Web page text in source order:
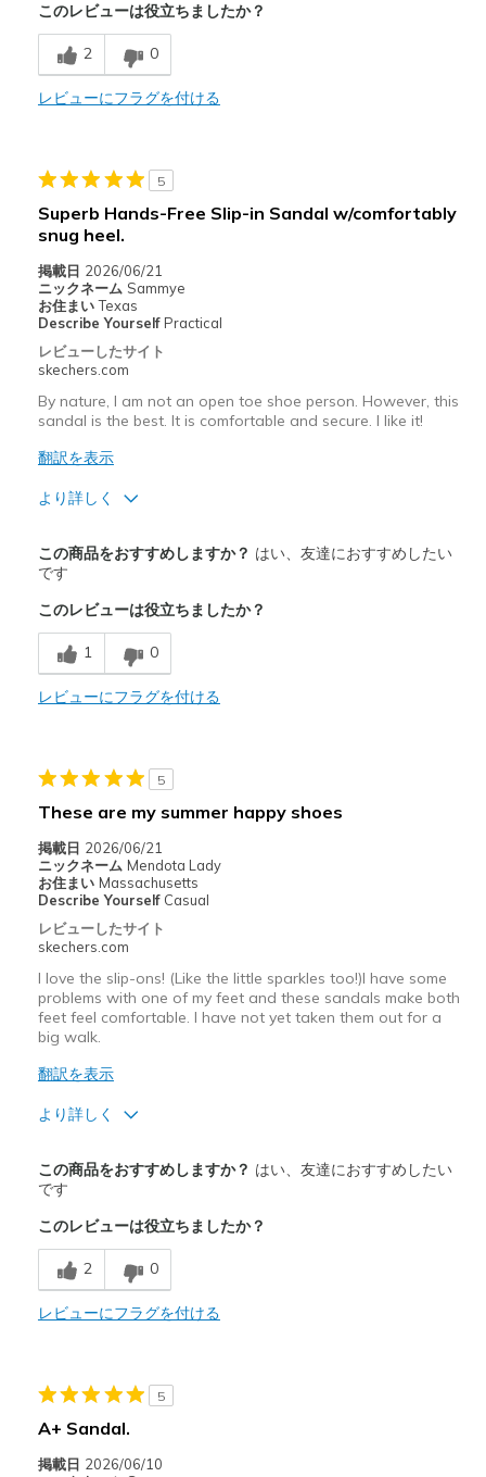
商品が期待と異なったレビュー
Poor Cushioning
以下に最適
Width
Feels true to width
Sizing
Feels true to size
このレビューは役立ちましたか？
2 0
レビューにフラグを付ける
5
Superb Hands-Free Slip-in Sandal w/comfortably
snug heel.
掲載日 2026/06/21
ニックネーム Sammye
お住まい Texas
Describe Yourself Practical
レビューしたサイト
skechers.com
By nature, I am not an open toe shoe person. However, this
sandal is the best. It is comfortable and secure. I like it!
翻訳を表示
より詳しく
Attractive Design
Breathe Well
Comfortable
Stylish
Casual Wear
Width
Feels true to width
Sizing
View On Shoes
Shoes are for Wearing
この商品をおすすめしますか？ はい、友達におすすめしたい
です
このレビューは役立ちましたか？
1 0
レビューにフラグを付ける
5
These are my summer happy shoes
掲載日 2026/06/21
ニックネーム Mendota Lady
お住まい Massachusetts
Describe Yourself Casual
レビューしたサイト
skechers.com
I love the slip-ons! (Like the little sparkles too!)I have some
problems with one of my feet and these sandals make both
feet feel comfortable. I have not yet taken them out for a
big walk.
翻訳を表示
より詳しく
Attractive Design
Breathe Well
Comfortable
Durable
商品が期待と異なったレビュー
Need Break In
この商品をおすすめしますか？ はい、友達におすすめしたい
です
このレビューは役立ちましたか？
2 0
レビューにフラグを付ける
5
A+ Sandal.
掲載日 2026/06/10